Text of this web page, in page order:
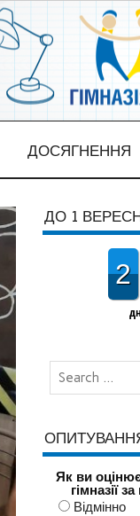
ДОСЯГНЕННЯ
ДО 1
2
Як ви
гімназії
Відмінно